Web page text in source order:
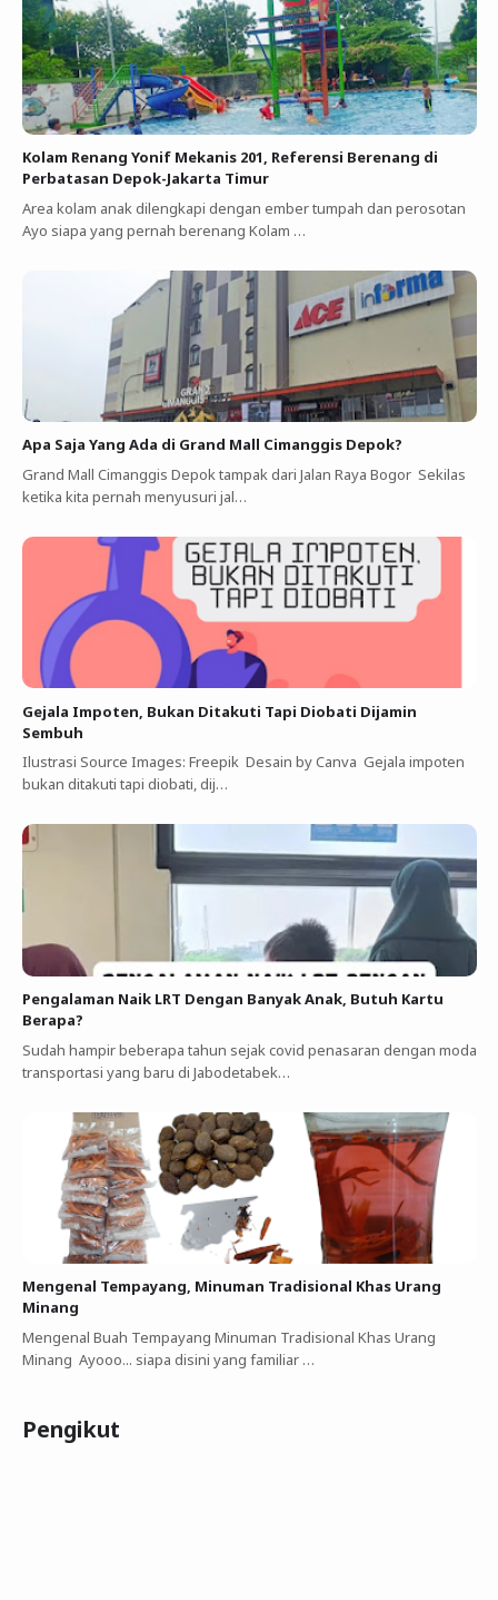
Kolam Renang Yonif Mekanis 201, Referensi Berenang di
Perbatasan Depok-Jakarta Timur
Area kolam anak dilengkapi dengan ember tumpah dan perosotan
Ayo siapa yang pernah berenang Kolam …
Apa Saja Yang Ada di Grand Mall Cimanggis Depok?
Grand Mall Cimanggis Depok tampak dari Jalan Raya Bogor Sekilas
ketika kita pernah menyusuri jal…
Gejala Impoten, Bukan Ditakuti Tapi Diobati Dijamin
Sembuh
Ilustrasi Source Images: Freepik Desain by Canva Gejala impoten
bukan ditakuti tapi diobati, dij…
Pengalaman Naik LRT Dengan Banyak Anak, Butuh Kartu
Berapa?
Sudah hampir beberapa tahun sejak covid penasaran dengan moda
transportasi yang baru di Jabodetabek…
Mengenal Tempayang, Minuman Tradisional Khas Urang
Minang
Mengenal Buah Tempayang Minuman Tradisional Khas Urang
Minang Ayooo... siapa disini yang familiar …
Pengikut